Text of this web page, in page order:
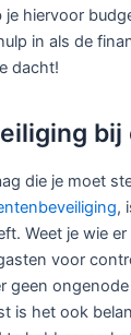
je hiervoor
in als de
dacht!
die je moet
,
Weet je wie
voor
geen
is het ook